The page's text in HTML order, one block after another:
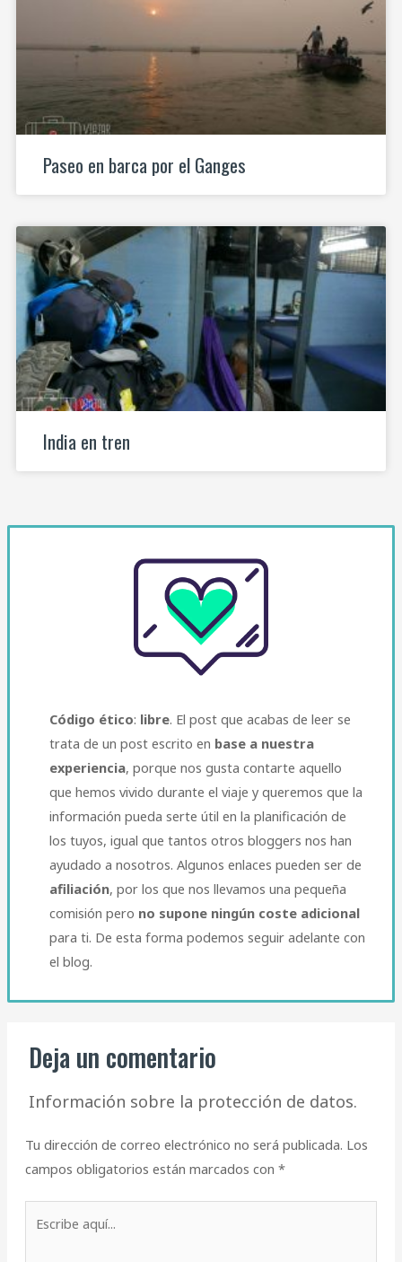
Paseo en barca por el Ganges
India en tren
Código ético: libre. El post que acabas de leer se
trata de un post escrito en base a nuestra
experiencia, porque nos gusta contarte aquello
que hemos vivido durante el viaje y queremos que la
información pueda serte útil en la planificación de
los tuyos, igual que tantos otros bloggers nos han
ayudado a nosotros. Algunos enlaces pueden ser de
afiliación, por los que nos llevamos una pequeña
comisión pero no supone ningún coste adicional
para ti. De esta forma podemos seguir adelante con
el blog.​
Deja un comentario
Información sobre la protección de datos.
Tu dirección de correo electrónico no será publicada. Los
campos obligatorios están marcados con *